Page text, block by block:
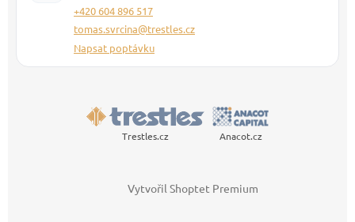
+420 604 896 517
tomas.svrcina@trestles.cz
Napsat poptávku
Trestles.cz Anacot.cz
Vytvořil Shoptet Premium